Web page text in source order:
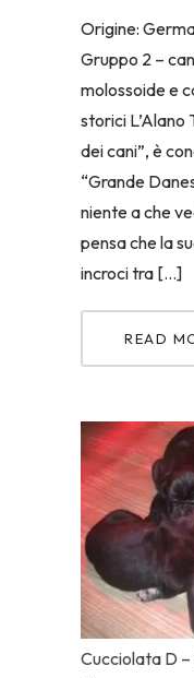
Origine:
Gruppo 2 –
molossoide e
storici L’Alano
dei cani”, è
“Grande
niente a che
pensa che la
incroci tra […]
READ
Cucciolata D